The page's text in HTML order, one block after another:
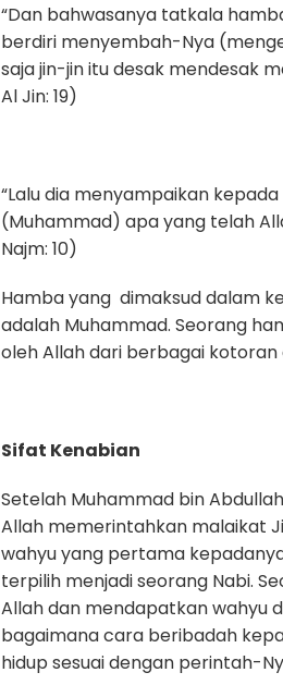
“Dan bahwasanya tatkala
berdiri menyembah-Nya
saja jin-jin itu desak mendesak
Al Jin: 19)
“Lalu dia menyampaikan
(Muhammad) apa yang telah
Najm: 10)
Hamba yang dimaksud dalam
adalah Muhammad. Seorang
oleh Allah dari berbagai kotoran
Sifat Kenabian
Setelah Muhammad bin
Allah memerintahkan malaikat
wahyu yang pertama
terpilih menjadi seorang Nabi.
Allah dan mendapatkan wahyu
bagaimana cara beribadah
hidup sesuai dengan perintah-